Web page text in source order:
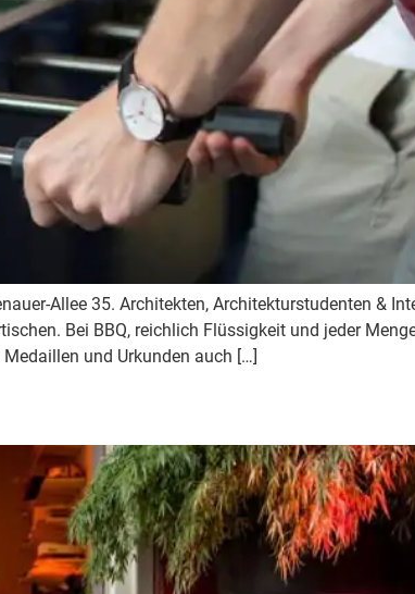
Allee 35. Architekten, Architekturstudenten &
Bei BBQ, reichlich Flüssigkeit und jeder
und Urkunden auch […]